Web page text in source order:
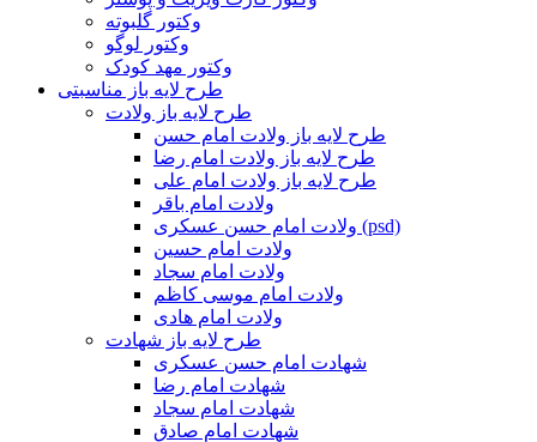
وکتور گلبوته
وکتور لوگو
وکتور مهد کودک
طرح لایه باز مناسبتی
طرح لایه باز ولادت
طرح لایه باز ولادت امام حسن
طرح لایه باز ولادت امام رضا
طرح لایه باز ولادت امام علی
ولادت امام باقر
ولادت امام حسن عسکری (psd)
ولادت امام حسین
ولادت امام سجاد
ولادت امام موسی کاظم
ولادت امام هادی
طرح لایه باز شهادت
شهادت امام حسن عسکری
شهادت امام رضا
شهادت امام سجاد
شهادت امام صادق